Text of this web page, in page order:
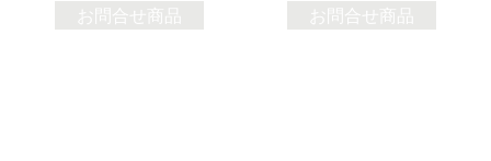
お問合せ商品 お問合せ商品